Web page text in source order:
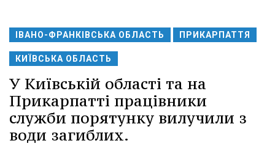
ІВАНО-ФРАНКІВСЬКА ОБЛАСТЬ ПРИКАРПАТТЯ
КИЇВСЬКА ОБЛАСТЬ
У Київській області та на
Прикарпатті працівники
служби порятунку вилучили з
води загиблих.